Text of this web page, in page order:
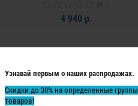
Узнавай первым о наших распродажах.
Скидки до 30% на определенные группы
товаров!
4 940 р.
В КОРЗИНУ